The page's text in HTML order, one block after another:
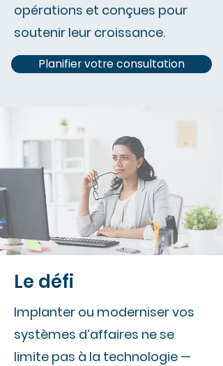
opérations et conçues pour
soutenir leur croissance.
Planifier votre consultation
Le défi
Implanter ou moderniser vos
systèmes d’affaires ne se
limite pas à la technologie —